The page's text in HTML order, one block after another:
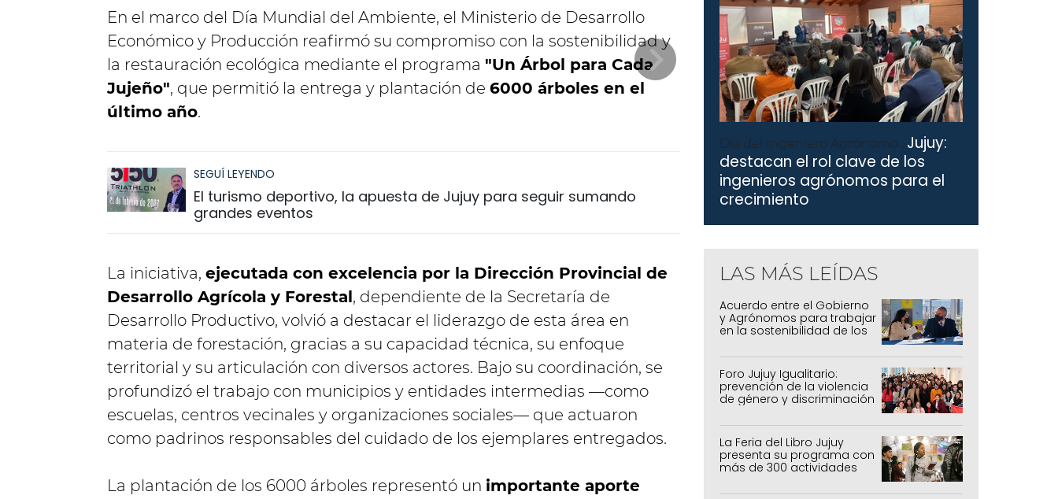
En el marco del Día Mundial del Ambiente, el Ministerio de Desarrollo
Económico y Producción reafirmó su compromiso con la sostenibilidad y
la restauración ecológica mediante el programa "Un Árbol para Cada
Jujeño", que permitió la entrega y plantación de 6000 árboles en el
último año.
SEGUÍ LEYENDO
El turismo deportivo, la apuesta de Jujuy para seguir sumando
grandes eventos
La iniciativa, ejecutada con excelencia por la Dirección Provincial de
Desarrollo Agrícola y Forestal, dependiente de la Secretaría de
Desarrollo Productivo, volvió a destacar el liderazgo de esta área en
materia de forestación, gracias a su capacidad técnica, su enfoque
territorial y su articulación con diversos actores. Bajo su coordinación, se
profundizó el trabajo con municipios y entidades intermedias —como
escuelas, centros vecinales y organizaciones sociales— que actuaron
como padrinos responsables del cuidado de los ejemplares entregados.
La plantación de los 6000 árboles representó un importante aporte
Día del Ingeniero Agrónomo . Jujuy:
destacan el rol clave de los
ingenieros agrónomos para el
crecimiento
LAS MÁS LEÍDAS
Acuerdo entre el Gobierno
y Agrónomos para trabajar
en la sostenibilidad de los
agrícolas, pecuarios y
forestal
Foro Jujuy Igualitario:
prevención de la violencia
de género y discriminación
La Feria del Libro Jujuy
presenta su programa con
más de 300 actividades